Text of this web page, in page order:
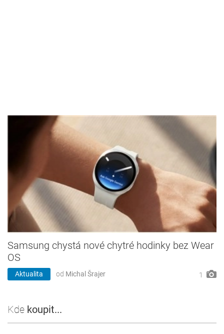
Samsung chystá nové chytré hodinky bez Wear
OS
Aktualita od Michal Šrajer 1
Kde koupit...